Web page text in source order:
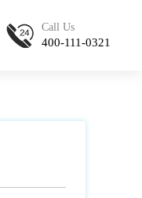
Call Us
400-111-0321